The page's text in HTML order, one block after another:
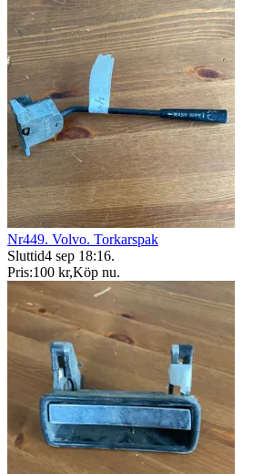
Nr449. Volvo. Torkarspak
Sluttid4 sep 18:16.
Pris:100 kr,Köp nu.